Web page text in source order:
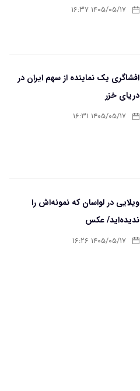
۱۴۰۵/۰۵/۱۷ ۱۶:۳۷
افشاگری یک نماینده از سهم ایران در
دریای خزر
۱۴۰۵/۰۵/۱۷ ۱۶:۳۱
ویلایی در لواسان که نمونه‌اش را
ندیده‌اید/ عکس
۱۴۰۵/۰۵/۱۷ ۱۶:۲۶